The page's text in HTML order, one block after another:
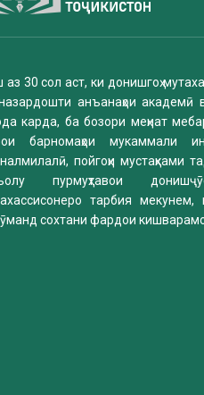
аз 30 сол аст, ки донишгоҳ
анъанаҳои академӣ
карда, ба бозори меҳнат
барномаҳои мукаммали
пойгоҳи мустаҳками
пурмуҳтавои
тарбия
сохтани фардои